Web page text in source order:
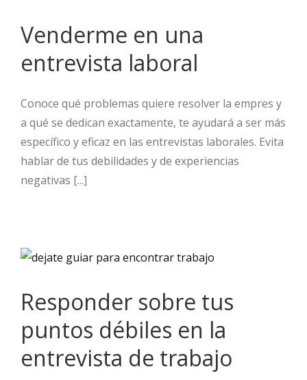
Venderme en una
entrevista laboral
Conoce qué problemas quiere resolver la empres y
a qué se dedican exactamente, te ayudará a ser más
específico y eficaz en las entrevistas laborales. Evita
hablar de tus debilidades y de experiencias
negativas [...]
Responder sobre tus
puntos débiles en la
entrevista de trabajo